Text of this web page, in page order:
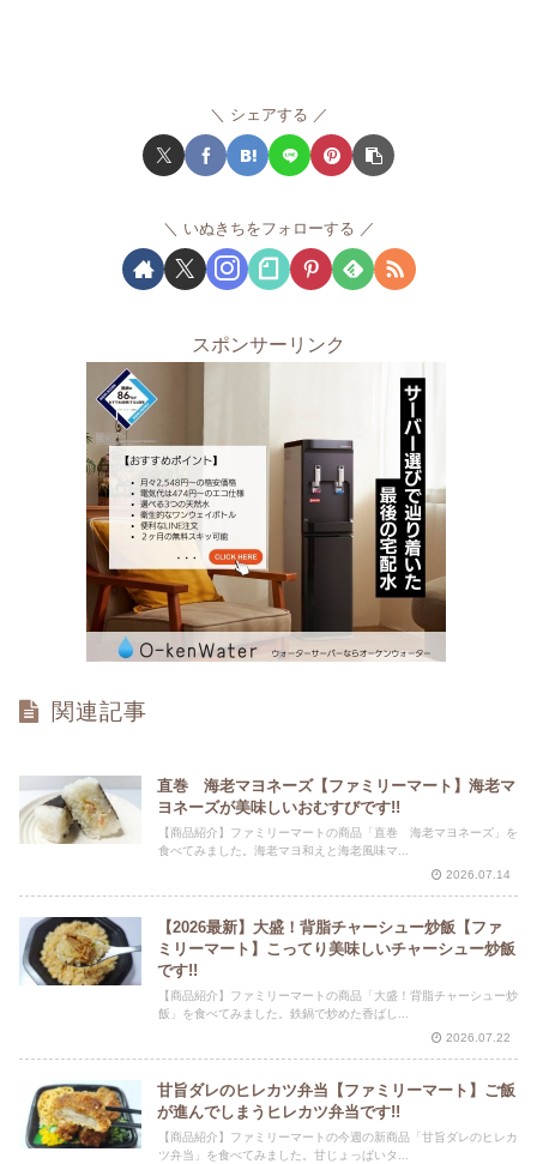
シェアする
いぬきちをフォローする
スポンサーリンク
関連記事
直巻 海老マヨネーズ【ファミリーマート】海老マ
ヨネーズが美味しいおむすびです!!
【商品紹介】ファミリーマートの商品「直巻 海老マヨネーズ」を
食べてみました。海老マヨ和えと海老風味マ...
2026.07.14
【2026最新】大盛！背脂チャーシュー炒飯【ファ
ミリーマート】こってり美味しいチャーシュー炒飯
です!!
【商品紹介】ファミリーマートの商品「大盛！背脂チャーシュー炒
飯」を食べてみました。鉄鍋で炒めた香ばし...
2026.07.22
甘旨ダレのヒレカツ弁当【ファミリーマート】ご飯
が進んでしまうヒレカツ弁当です!!
【商品紹介】ファミリーマートの今週の新商品「甘旨ダレのヒレカ
ツ弁当」を食べてみました。甘じょっぱいタ...